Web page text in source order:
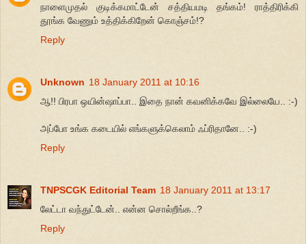
நாளைமுதல் குடிக்கமாட்டேன் சத்தியமடி தங்கம்! ராத்திரிக்கி
தூங்க வேணும் உத்திக்கிறேன் கொஞ்சம்!?
Reply
Unknown 18 January 2011 at 10:16
ஆ!! பிரபா ஒயின்ஷாப்பா.. இதை நான் கவனிக்கவே இல்லையே.. :-)
அப்போ உங்க கடையில் எங்களுக்கெலாம் ஃப்ரிதானே.. :-)
Reply
TNPSCGK Editorial Team 18 January 2011 at 13:17
லேட்டா வந்துட்டேன்.. என்ன சொல்றீங்க..?
Reply